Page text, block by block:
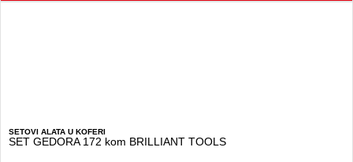
SETOVI ALATA U KOFERI
SET GEDORA 172 kom BRILLIANT TOOLS